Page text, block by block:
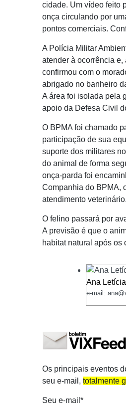
cidade. Um vídeo feito
onça circulando por
pontos comerciais.
A Polícia Militar
atender à ocorrência e,
confirmou com o
abrigado no banheiro
A área foi isolada pela
apoio da Defesa Civil
O BPMA foi chamado
participação de sua
suporte dos militares
do animal de forma
onça-parda foi
Companhia do BPMA,
atendimento veterinário.
O felino passará por
A previsão é que o
habitat natural após os
Ana
e-mail:
Os principais eventos
seu e-mail, totalmente
Seu e-mail*